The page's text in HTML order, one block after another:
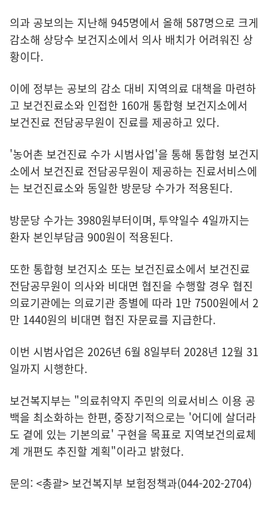
의과 공보의는 지난해 945명에서 올해 587명으로 크게
감소해 상당수 보건지소에서 의사 배치가 어려워진 상
황이다.
이에 정부는 공보의 감소 대비 지역의료 대책을 마련하
고 보건진료소와 인접한 160개 통합형 보건지소에서
보건진료 전담공무원이 진료를 제공하고 있다.
'농어촌 보건진료 수가 시범사업'을 통해 통합형 보건지
소에서 보건진료 전담공무원이 제공하는 진료서비스에
는 보건진료소와 동일한 방문당 수가가 적용된다.
방문당 수가는 3980원부터이며, 투약일수 4일까지는
환자 본인부담금 900원이 적용된다.
또한 통합형 보건지소 또는 보건진료소에서 보건진료
전담공무원이 의사와 비대면 협진을 수행할 경우 협진
의료기관에는 의료기관 종별에 따라 1만 7500원에서 2
만 1440원의 비대면 협진 자문료를 지급한다.
이번 시범사업은 2026년 6월 8일부터 2028년 12월 31
일까지 시행한다.
보건복지부는 "의료취약지 주민의 의료서비스 이용 공
백을 최소화하는 한편, 중장기적으로는 '어디에 살더라
도 곁에 있는 기본의료' 구현을 목표로 지역보건의료체
계 개편도 추진할 계획"이라고 밝혔다.
문의: <총괄> 보건복지부 보험정책과(044-202-2704)